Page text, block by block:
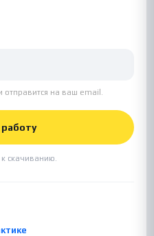
на ваш email.
скачиванию.